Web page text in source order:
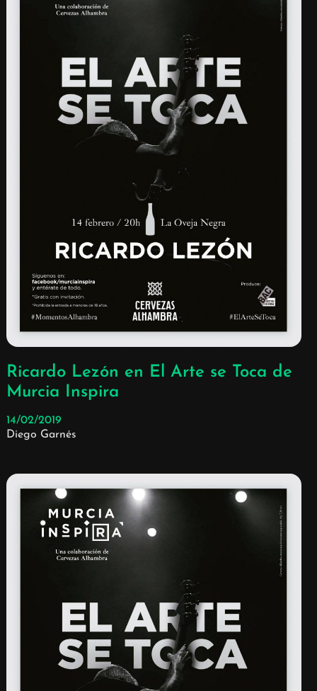
Ricardo Lezón en El Arte se Toca de
Murcia Inspira
14/02/2019
Diego Garnés